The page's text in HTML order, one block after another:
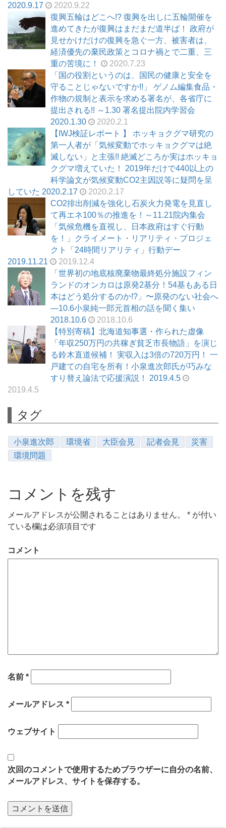
2020.9.17
2020.9.22
復興五輪はどこへ!? 復興を出しに五輪開催を
進めてきたが復興はまだまだ道半ば！ 政府が
見せかけだけの復興を急ぐ一方、被害者は、
経済優先の棄民政策とコロナ禍とで二重、三
重の苦境に！
2020.7.23
「国の役割というのは、国民の健康と安全を
守ることじゃないですか!!」 ゲノム編集食品・
作物の規制と表示を求める署名が、各省庁に
提出される!! ～1.30 署名提出院内学習会
2020.1.30
2020.2.1
【IWJ検証レポート 】 ホッキョクグマ研究の
第一人者が「気候変動でホッキョクグマは絶
滅しない」と主張!! 絶滅どころか実はホッキョ
クグマ増えていた！ 2019年だけで440以上の
科学論文が気候変動CO2主因説等に疑問を呈
していた 2020.2.17
2020.2.17
CO2排出削減を強化し石炭火力発電を見直し
て再エネ100％の推進を！～11.21院内集会
「気候危機を直視し、日本政府はすぐ行動
を！」クライメート・リアリティ・プロジェ
クト「24時間リアリティ」行動デー
2019.11.21
2019.12.4
「世界初の地底核廃棄物最終処分施設フィン
ランドのオンカロは原発2基分！54基もある日
本はどう処分するのか!?」〜原発のない社会へ
―10.6小泉純一郎元首相の話を聞く集い
2018.10.6
2018.10.6
【特別寄稿】北海道知事選・作られた虚像
「年収250万円の共稼ぎ貧乏市長物語」を演じ
る鈴木直道候補！ 実収入は3倍の720万円！ 一
戸建ての自宅を所有！小泉進次郎氏が巧みな
すり替え論法で応援演説！ 2019.4.5
2019.4.5
タグ
小泉進次郎 環境省 大臣会見 記者会見
災害
環境問題
コメントを残す
メールアドレスが公開されることはありません。 * が付い
ている欄は必須項目です
コメント
名前 *
メールアドレス *
ウェブサイト
次回のコメントで使用するためブラウザーに自分の名前、
メールアドレス、サイトを保存する。